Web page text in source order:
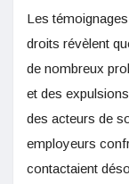
Les
droits révèlent
de nombreux
et des
des acteurs de
employeurs
contactaient